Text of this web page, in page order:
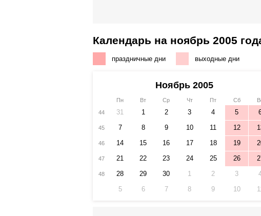
Календарь на ноябрь 2005
праздничные дни выходные дни
Ноябрь 2005
Пн Вт Ср Чт Пт Сб
44
31 1 2 3 4 5
45 7 8 9 10 11 12
46 14 15 16 17 18 19
47 21 22 23 24 25 26
48 28 29 30 1 2 3
5
6 7 8 9 10